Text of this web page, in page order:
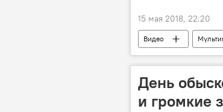
15 мая 2018, 22:20
Видео
День
и громкие